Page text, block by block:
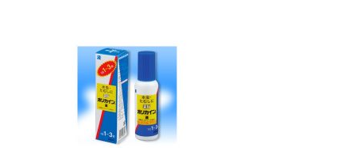
作業場所の衛生管理
作業時につかうもの